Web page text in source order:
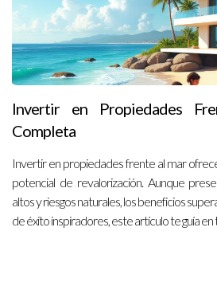
Invertir en Propiedades
Completa
Invertir en propiedades frente al mar
potencial de revalorización. Aunque
altos y riesgos naturales, los beneficios
de éxito inspiradores, este artículo te guía en